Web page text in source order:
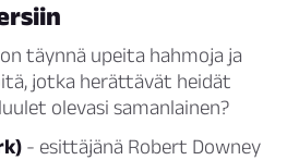
täynnä upeita hahmoja ja
jotka herättävät heidät
olevasi samanlainen?
- esittäjänä Robert Downey